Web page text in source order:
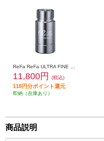
11,800円 (税込)
118円分ポイント還元
即納（在庫あり）
商品説明